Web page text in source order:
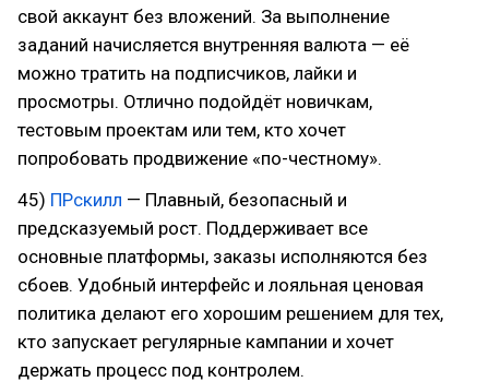
свой аккаунт без вложений. За выполнение
заданий начисляется внутренняя валюта — её
можно тратить на подписчиков, лайки и
просмотры. Отлично подойдёт новичкам,
тестовым проектам или тем, кто хочет
попробовать продвижение «по-честному».
45) ПРскилл — Плавный, безопасный и
предсказуемый рост. Поддерживает все
основные платформы, заказы исполняются без
сбоев. Удобный интерфейс и лояльная ценовая
политика делают его хорошим решением для тех,
кто запускает регулярные кампании и хочет
держать процесс под контролем.